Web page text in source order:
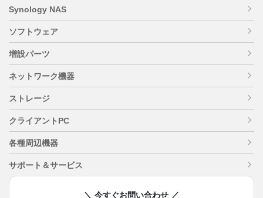
Synology NAS
ソフトウェア
増設パーツ
ネットワーク機器
ストレージ
クライアントPC
各種周辺機器
サポート＆サービス
＼ 今すぐお問い合わせ ／